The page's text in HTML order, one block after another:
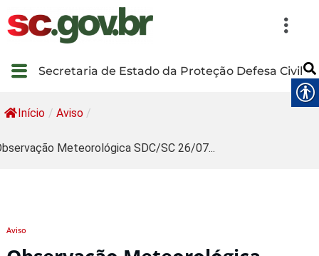
Secretaria de Estado da Proteção Defesa Civil
Início / Aviso /
Meteorológica SDC/SC 26/07...
Aviso